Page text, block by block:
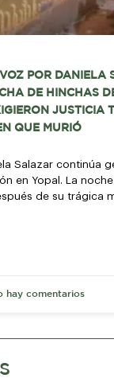
POR DANIELA
DE HINCHAS
JUSTICIA
QUE MURIÓ
Salazar continúa
en Yopal. La
de su trágica
hay comentarios